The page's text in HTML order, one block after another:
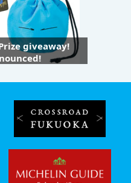
giveaway!